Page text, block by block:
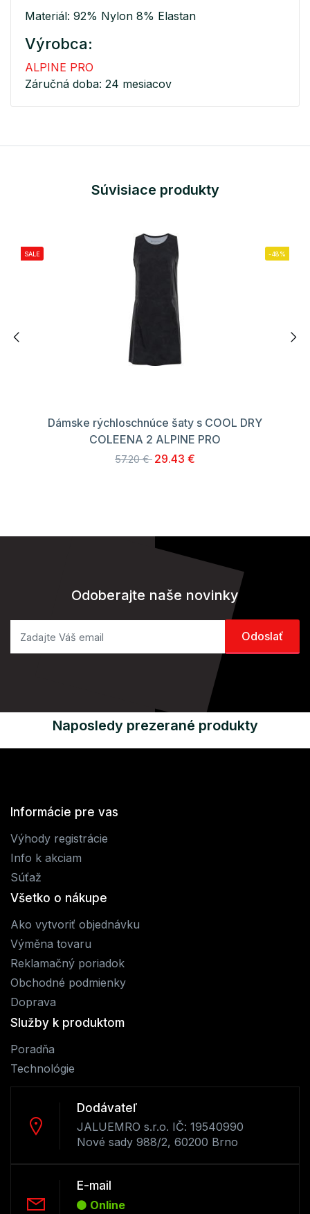
Materiál: 92% Nylon 8% Elastan
Výrobca:
ALPINE PRO
Záručná doba: 24 mesiacov
Súvisiace produkty
SALE -48%
Dámske rýchloschnúce šaty s COOL DRY
COLEENA 2 ALPINE PRO
57.20 € 29.43 €
Odoberajte naše novinky
Naposledy prezerané produkty
Informácie pre vas
Výhody registrácie
Info k akciam
Súťaž
Všetko o nákupe
Ako vytvoriť objednávku
Výměna tovaru
Reklamačný poriadok
Obchodné podmienky
Doprava
Služby k produktom
Poradňa
Technológie
Dodávateľ
JALUEMRO s.r.o. IČ: 19540990
Nové sady 988/2, 60200 Brno
E-mail
Online